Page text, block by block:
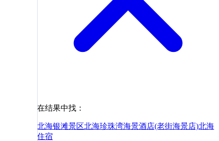
在结果中找：
北海银滩景区北海珍珠湾海景酒店(老街海景店)北海
住宿